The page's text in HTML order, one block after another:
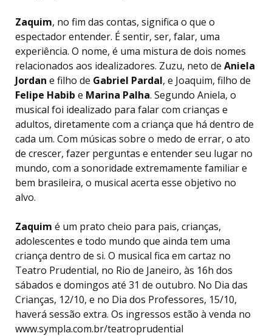
Zaquim, no fim das contas, significa o que o
espectador entender. É sentir, ser, falar, uma
experiência. O nome, é uma mistura de dois nomes
relacionados aos idealizadores. Zuzu, neto de Aniela
Jordan e filho de Gabriel Pardal, e Joaquim, filho de
Felipe Habib e Marina Palha. Segundo Aniela, o
musical foi idealizado para falar com crianças e
adultos, diretamente com a criança que há dentro de
cada um. Com músicas sobre o medo de errar, o ato
de crescer, fazer perguntas e entender seu lugar no
mundo, com a sonoridade extremamente familiar e
bem brasileira, o musical acerta esse objetivo no
alvo.
Zaquim é um prato cheio para pais, crianças,
adolescentes e todo mundo que ainda tem uma
criança dentro de si. O musical fica em cartaz no
Teatro Prudential, no Rio de Janeiro, às 16h dos
sábados e domingos até 31 de outubro. No Dia das
Crianças, 12/10, e no Dia dos Professores, 15/10,
haverá sessão extra. Os ingressos estão à venda no
www.sympla.com.br/teatroprudential